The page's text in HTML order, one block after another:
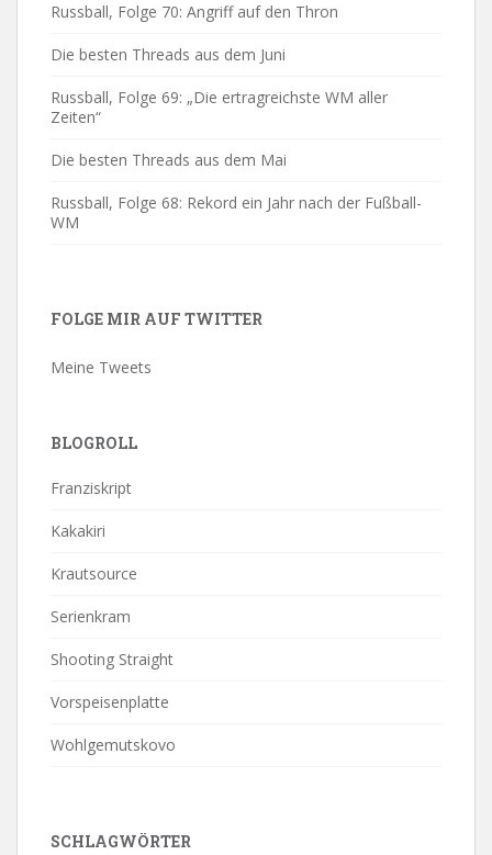
Russball, Folge 70: Angriff auf den Thron
Die besten Threads aus dem Juni
Russball, Folge 69: „Die ertragreichste WM aller
Zeiten“
Die besten Threads aus dem Mai
Russball, Folge 68: Rekord ein Jahr nach der Fußball-
WM
FOLGE MIR AUF TWITTER
Meine Tweets
BLOGROLL
Franziskript
Kakakiri
Krautsource
Serienkram
Shooting Straight
Vorspeisenplatte
Wohlgemutskovo
SCHLAGWÖRTER